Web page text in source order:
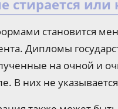
стирается
становится
Дипломы
на очной и
В них не